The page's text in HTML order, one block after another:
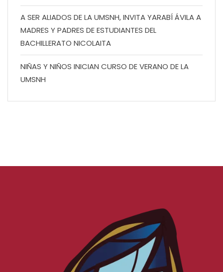
A SER ALIADOS DE LA UMSNH, INVITA YARABÍ ÁVILA A
MADRES Y PADRES DE ESTUDIANTES DEL
BACHILLERATO NICOLAITA
NIÑAS Y NIÑOS INICIAN CURSO DE VERANO DE LA
UMSNH